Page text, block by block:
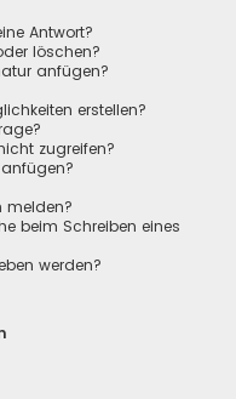
Antwort?
löschen?
anfügen?
erstellen?
zugreifen?
melden?
beim Schreiben eines
werden?